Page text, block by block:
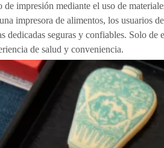
impresión mediante el uso de
impresora de alimentos, los usuarios
seguras y confiables. Solo
de salud y conveniencia.